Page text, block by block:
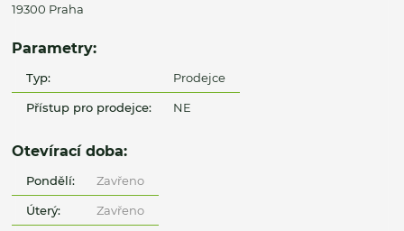
19300 Praha
Parametry:
Typ: Prodejce
Přístup pro prodejce: NE
Otevírací doba:
Pondělí: Zavřeno
Úterý: Zavřeno